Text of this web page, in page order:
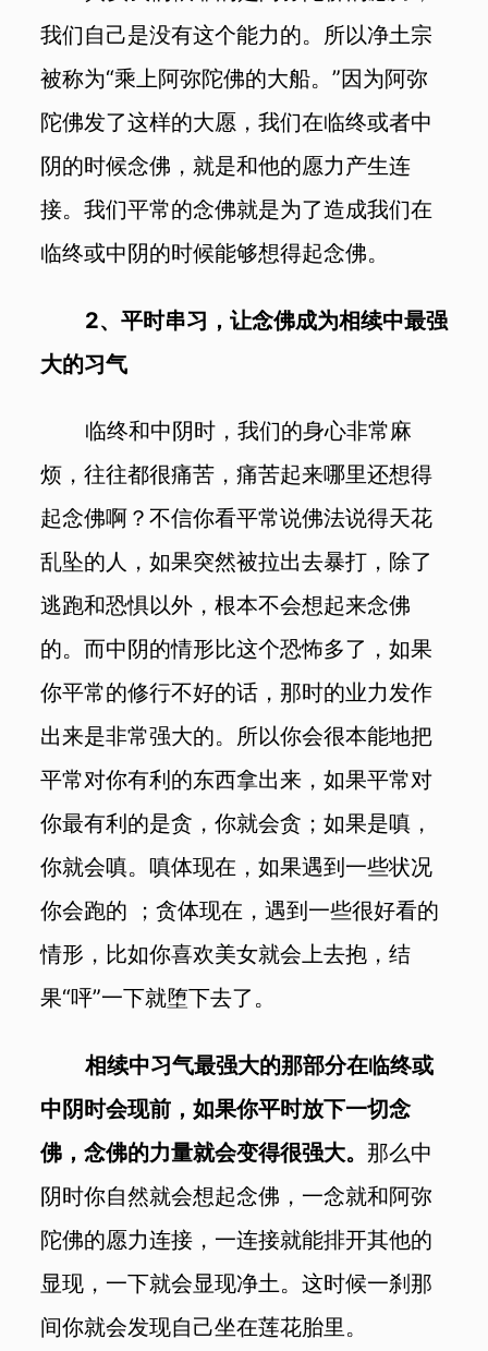
我们自己是没有这个能力的。所以净土宗
被称为“乘上阿弥陀佛的大船。”因为阿弥
陀佛发了这样的大愿，我们在临终或者中
阴的时候念佛，就是和他的愿力产生连
接。我们平常的念佛就是为了造成我们在
临终或中阴的时候能够想得起念佛。
2、平时串习，让念佛成为相续中最强
大的习气
临终和中阴时，我们的身心非常麻
烦，往往都很痛苦，痛苦起来哪里还想得
起念佛啊？不信你看平常说佛法说得天花
乱坠的人，如果突然被拉出去暴打，除了
逃跑和恐惧以外，根本不会想起来念佛
的。而中阴的情形比这个恐怖多了，如果
你平常的修行不好的话，那时的业力发作
出来是非常强大的。所以你会很本能地把
平常对你有利的东西拿出来，如果平常对
你最有利的是贪，你就会贪；如果是嗔，
你就会嗔。嗔体现在，如果遇到一些状况
你会跑的 ；贪体现在，遇到一些很好看的
情形，比如你喜欢美女就会上去抱，结
果“呯”一下就堕下去了。
相续中习气最强大的那部分在临终或
中阴时会现前，如果你平时放下一切念
佛，念佛的力量就会变得很强大。 那么中
阴时你自然就会想起念佛，一念就和阿弥
陀佛的愿力连接，一连接就能排开其他的
显现，一下就会显现净土。这时候一刹那
间你就会发现自己坐在莲花胎里。